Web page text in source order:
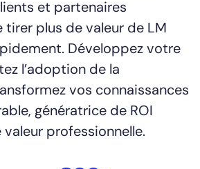
et partenaires
plus de valeur de LM
Développez votre
l’adoption de la
vos connaissances
génératrice de ROI
professionnelle.